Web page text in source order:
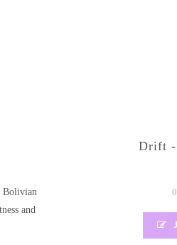
Bolivian
and
Drift -